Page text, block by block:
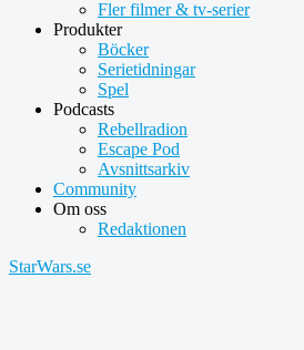
Fler filmer & tv-serier
Produkter
Böcker
Serietidningar
Spel
Podcasts
Rebellradion
Escape Pod
Avsnittsarkiv
Community
Om oss
Redaktionen
StarWars.se